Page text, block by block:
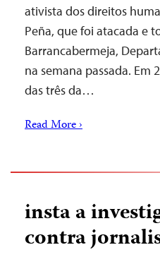
ativista dos direitos
Peña, que foi atacada e
Barrancabermeja,
na semana passada. Em
das três da…
Read More ›
insta a
contra